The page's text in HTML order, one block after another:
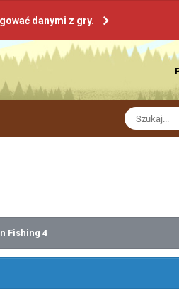
danymi z gry.
Fishing 4